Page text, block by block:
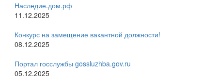
Наследие.дом.рф
11.12.2025
Конкурс на замещение вакантной должности!
08.12.2025
Портал госслужбы gossluzhba.gov.ru
05.12.2025